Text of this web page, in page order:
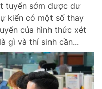
tuyển sớm được dư
kiến có một số thay
của hình thức xét
gì và thí sinh cần...